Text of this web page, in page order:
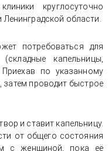
круглосуточно
области.
потребоваться для
капельницы,
по указанному
затем проводит быстрое
и ставит капельницу.
от общего состояния
с женщиной, пока её